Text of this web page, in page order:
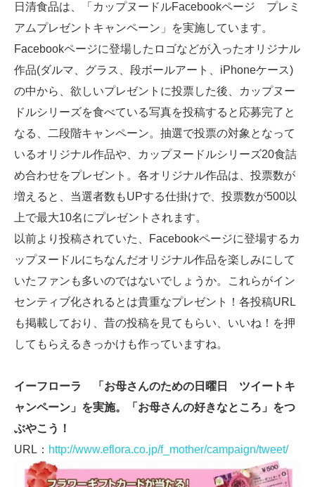
日清食品は、「カップヌードルFacebookページ プレミ
アムプレゼントキャンペーン」を実施しています。
Facebookページに登場したロゴなどが入ったオリジナル
作品(ダルマ、グラス、段ボールアート、iPhoneケース)
の中から、欲しいプレゼントに投票した後、カップヌー
ドルシリーズを食べている写真を投稿すると応募完了と
なる、二段階キャンペーン。抽選で投票の対象となって
いるオリジナル作品や、カップヌードルシリーズ20食詰
め合わせをプレゼント。各オリジナル作品は、投票数が
増えると、当選者数もUPする仕掛けで、投票数が500以
上で最大10名にプレゼントされます。
以前より投稿されていた、Facebookページに登場するカ
ップヌードルにちなんだオリジナル作品を楽しみにして
いたファンも多いのではないでしょうか。これらがイン
センティブ化されるとは貴重なプレゼント！各投稿URL
も掲載しており、昔の投稿を見てもらい、いいね！を押
してもらえるきっかけも作っていますね。
イーフローラ 「お母さんのための日曜日 ツイートキ
ャンペーン」を実施。「お母さんの好きなところ」をつ
ぶやこう！
URL： http://www.eflora.co.jp/f_mother/campaign/tweet/